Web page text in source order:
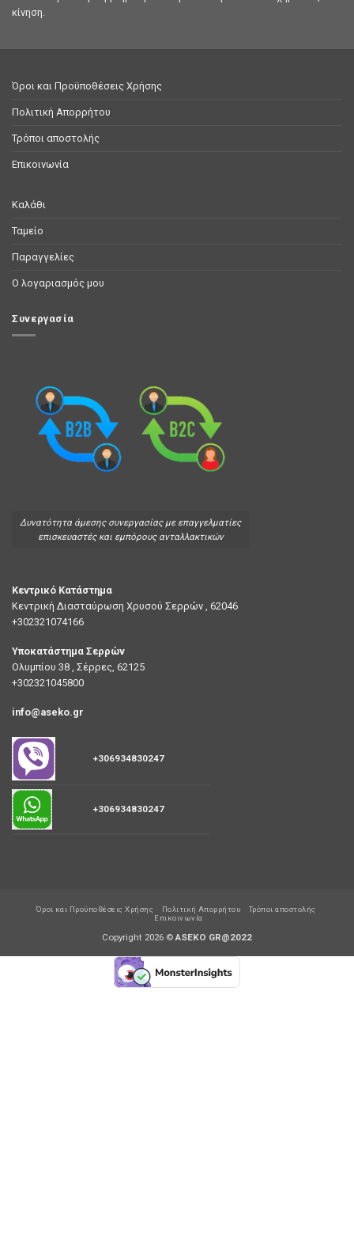
κίνηση.
Όροι και Προϋποθέσεις Χρήσης
Πολιτική Απορρήτου
Τρόποι αποστολής
Επικοινωνία
Καλάθι
Ταμείο
Παραγγελίες
Ο λογαριασμός μου
Συνεργασία
Δυνατότητα άμεσης συνεργασίας με επαγγελματίες
επισκευαστές και εμπόρους ανταλλακτικών
Κεντρικό Κατάστημα
Κεντρική Διασταύρωση Χρυσού Σερρών , 62046
+302321074166
Υποκατάστημα Σερρών
Ολυμπίου 38 , Σέρρες, 62125
+302321045800
info@aseko.gr
+306934830247
+306934830247
Όροι και Προϋποθέσεις Χρήσης Πολιτική Απορρήτου
Τρόποι αποστολής
Επικοινωνία
Copyright 2026 ©ASEKO GR@2022